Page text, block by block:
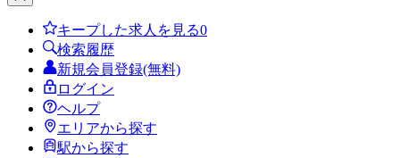
キープした求人を見る0
検索履歴
新規会員登録(無料)
ログイン
ヘルプ
エリアから探す
駅から探す